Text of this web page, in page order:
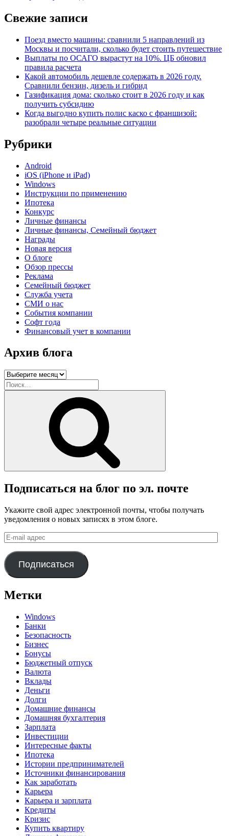
Свежие записи
Поезд вместо машины: сравнили 5 направлений из
Москвы и посчитали, сколько будет стоить путешествие
Выплаты по ОСАГО вырастут на 10%. ЦБ обновил
правила расчета
Какой автомобиль дешевле содержать в 2026 году.
Сравнили бензин, дизель и гибрид
Газификация дома: сколько стоит в 2026 году и как
получить субсидию
Когда выгодно купить полис каско с франшизой:
разобрали четыре реальные ситуации
Рубрики
Android
iOS (iPhone и iPad)
Windows
Инструкции по применению
Ипотека
Конкурс
Личные финансы
Личные финансы, Семейный бюджет
Награды
Новая версия
О блоге
Обзор прессы
Реклама
Семейный бюджет
Служба учета
СМИ о нас
События компании
Софт года
Финансовый учет в компании
Архив блога
Архив
блога
Искать:
Подписаться на блог по эл. почте
Укажите свой адрес электронной почты, чтобы получать
уведомления о новых записях в этом блоге.
E-
mail
адрес
Подписаться
Метки
Windows
Банки
Безопасность
Бизнес
Бонусы
Бюджетный отпуск
Валюта
Вклады
Деньги
Долги
Домашние финансы
Домашняя бухгалтерия
Зарплата
Инвестиции
Интересные факты
Ипотека
Истории предпринимателей
Источники финансирования
Как заработать
Карьера
Карьера и зарплата
Кредиты
Кризис
Купить квартиру